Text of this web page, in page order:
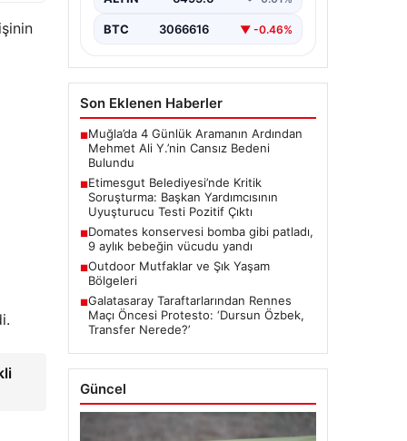
Ankara’da Etimesgut Belediyesi’ne
soruşturmanın detayları gün
BTC 3066616 ▼ -0.46%
Son Eklenen Haberler
■Muğla’da 4 Günlük Aramanın Ardından
Mehmet Ali Y.’nin Cansız Bedeni
Bulundu
■Etimesgut Belediyesi’nde Kritik
Soruşturma: Başkan Yardımcısının
Uyuşturucu Testi Pozitif Çıktı
■Domates konservesi bomba gibi patladı,
9 aylık bebeğin vücudu yandı
■Outdoor Mutfaklar ve Şık Yaşam
Bölgeleri
■Galatasaray Taraftarlarından Rennes
Maçı Öncesi Protesto: ‘Dursun Özbek,
Transfer Nerede?’
Güncel